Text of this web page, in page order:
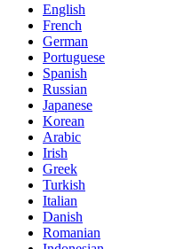
English
French
German
Portuguese
Spanish
Russian
Japanese
Korean
Arabic
Irish
Greek
Turkish
Italian
Danish
Romanian